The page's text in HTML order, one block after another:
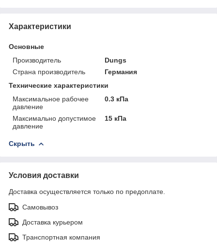
Характеристики
Основные
Производитель
Dungs
Страна производитель
Германия
Технические характеристики
Максимальное рабочее
давление
0.3 кПа
Максимально допустимое
давление
15 кПа
Скрыть
Условия доставки
Доставка осуществляется только по предоплате.
Самовывоз
Доставка курьером
Транспортная компания